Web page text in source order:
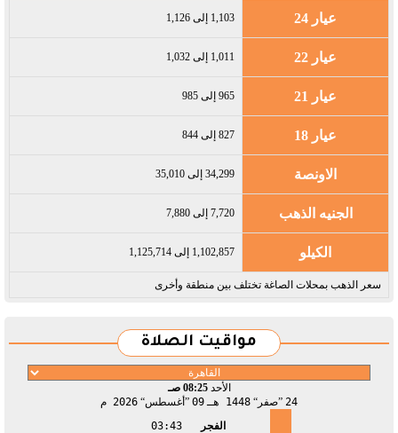
عيار 24 1,103 إلى 1,126
عيار 22 1,011 إلى 1,032
عيار 21 965 إلى 985
عيار 18 827 إلى 844
الاونصة 34,299 إلى 35,010
الجنيه الذهب 7,720 إلى 7,880
الكيلو 1,102,857 إلى 1,125,714
سعر الذهب بمحلات الصاغة تختلف بين منطقة وأخرى
مواقيت الصلاة
الأحد08:25 صـ
24 صفر 1448 هـ 09 أغسطس 2026 م
الفجر
03:43